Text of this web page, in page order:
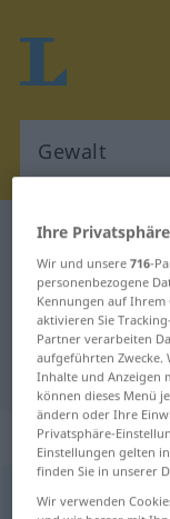
Deutsch-
Deutsch-
für
"Gewalt"
Gewaltf
Ihre
Wir und unsere716-
personenbezogene
Kennungen auf Ihrem
aktivieren Sie
Partner verarbeiten
aufgeführten Zwecke.
Inhalte und Anzeigen
können dieses Menü
ändern oder Ihre
Privatsphäre-
Einstellungen gelten
finden Sie in unserer
Wir verwenden